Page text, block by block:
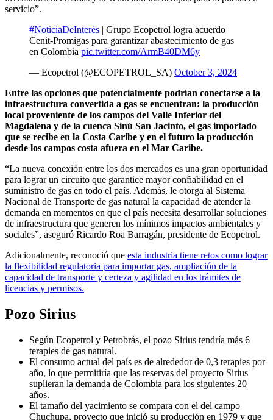
servicio”.
#NoticiaDeInterés | Grupo Ecopetrol logra acuerdo
Cenit-Promigas para garantizar abastecimiento de gas
en Colombia pic.twitter.com/ArmB40DM6y
— Ecopetrol (@ECOPETROL_SA) October 3, 2024
Entre las opciones que potencialmente podrían conectarse a la
infraestructura convertida a gas se encuentran: la producción
local proveniente de los campos del Valle Inferior del
Magdalena y de la cuenca Sinú San Jacinto, el gas importado
que se recibe en la Costa Caribe y en el futuro la producción
desde los campos costa afuera en el Mar Caribe.
“La nueva conexión entre los dos mercados es una gran oportunidad
para lograr un circuito que garantice mayor confiabilidad en el
suministro de gas en todo el país. Además, le otorga al Sistema
Nacional de Transporte de gas natural la capacidad de atender la
demanda en momentos en que el país necesita desarrollar soluciones
de infraestructura que generen los mínimos impactos ambientales y
sociales”, aseguró Ricardo Roa Barragán, presidente de Ecopetrol.
Adicionalmente, reconoció que esta industria tiene retos como lograr
la flexibilidad regulatoria para importar gas, ampliación de la
capacidad de transporte y certeza y agilidad en los trámites de
licencias y permisos.
Pozo Sirius
Según Ecopetrol y Petrobrás, el pozo Sirius tendría más 6
terapies de gas natural.
El consumo actual del país es de alrededor de 0,3 terapies por
año, lo que permitiría que las reservas del proyecto Sirius
suplieran la demanda de Colombia para los siguientes 20
años.
El tamaño del yacimiento se compara con el del campo
Chuchupa, proyecto que inició su producción en 1979 y que